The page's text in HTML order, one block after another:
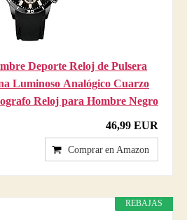
Deporte Reloj de Pulsera
Luminoso Analógico Cuarzo
Reloj para Hombre Negro
46,99 EUR
Comprar en Amazon
REBAJAS